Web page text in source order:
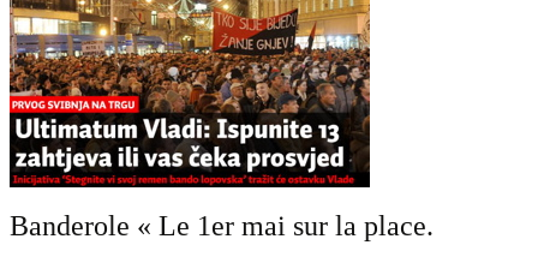
Banderole « Le 1er mai sur la place.